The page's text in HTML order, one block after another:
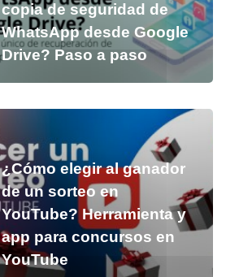
copia de seguridad de
WhatsApp desde Google
Drive? Paso a paso
¿Cómo elegir al ganador
de un sorteo en
YouTube? Herramienta y
app para concursos en
YouTube